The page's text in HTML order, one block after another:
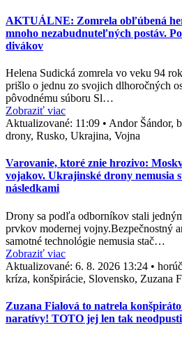
AKTUÁLNE: Zomrela obľúbená
mnoho nezabudnuteľných postáv.
divákov
Helena Sudická zomrela vo veku 94
prišlo o jednu zo svojich dlhoročných
pôvodnému súboru Sl…
Zobraziť viac
Aktualizované: 11:09 • Andor Šándor,
drony, Rusko, Ukrajina, Vojna
Varovanie, ktoré znie hrozivo:
vojakov. Ukrajinské drony nemusia
následkami
Drony sa podľa odborníkov stali
prvkov modernej vojny.Bezpečnostný
samotné technológie nemusia stač…
Zobraziť viac
Aktualizované: 6. 8. 2026 13:24 •
kríza, konšpirácie, Slovensko, Zuzana
Zuzana Fialová to natrela
naratívy! TOTO jej len tak